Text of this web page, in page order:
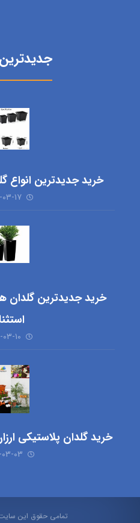
خرید جدیدترین انواع
خرید جدیدترین گلدان
خرید گلدان پلاستیکی
تمامی حقوق این